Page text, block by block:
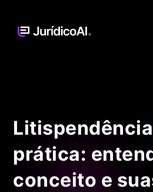
prática:
conceito e